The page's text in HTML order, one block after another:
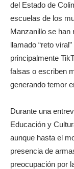
del Estado de
escuelas de los
Manzanillo se han
llamado “reto
principalmente
falsas o escriben
generando temor
Durante una
Educación y
aunque hasta el
presencia de
preocupación por